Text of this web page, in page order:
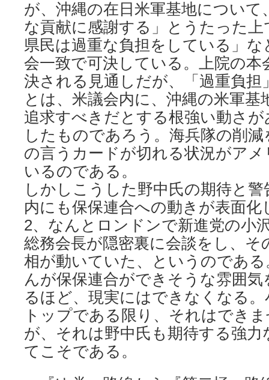
が、沖縄の在日米軍基地について
な貢献に感謝する」とうたった
県民は過重な負担をしている」
会一致で可決している。上院の本
決される見通しだが、「過重負担
とは、米議会内に、沖縄の米軍基
追求すべきだとする根強い動さ
したものであろう。海兵隊の削
の言うカードが切れる状況がア
いるのである。
しかしこうした野中氏の期待と
内にも保保連合への動きが表面
2、なんとロンドンで新進党の小
総務会長が隠密裏に会談をし、そ
相が動いていた、というのであ
んが保保連合ができそうな雰囲
るほど、現実にはできなくなる
トップである限り、それはでき
が、それは野中氏も期待する強
てこそである。